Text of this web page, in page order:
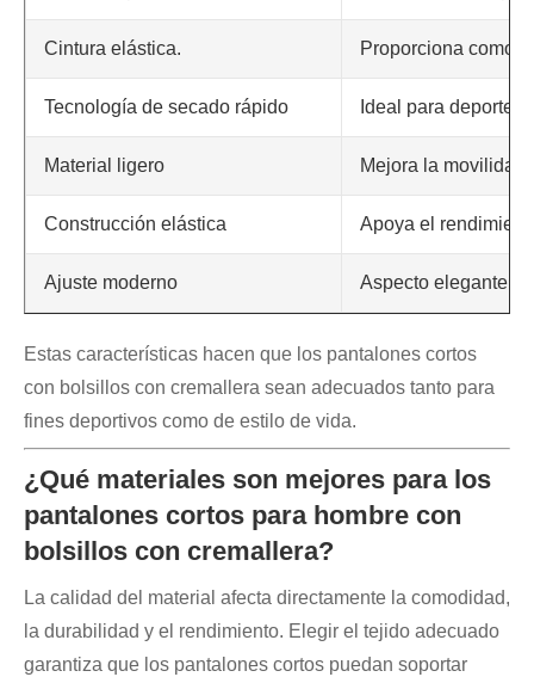
Cintura elástica. Proporciona
Tecnología de secado rápido Ideal para deportes
Material ligero Mejora la movilidad
Construcción elástica Apoya el
Ajuste moderno Aspecto elegante
Estas características hacen que los pantalones cortos
con bolsillos con cremallera sean adecuados tanto para
fines deportivos como de estilo de vida.
¿Qué materiales son mejores para los
pantalones cortos para hombre con
bolsillos con cremallera?
La calidad del material afecta directamente la comodidad,
la durabilidad y el rendimiento. Elegir el tejido adecuado
garantiza que los pantalones cortos puedan soportar